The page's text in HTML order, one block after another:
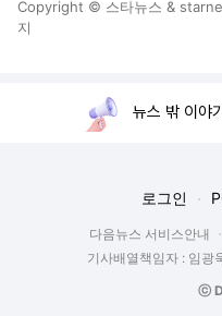
Copyright © 스타뉴스 &
지
뉴스 밖 이야
로그인
다음뉴스 서비스안내
기사배열책임자 : 임광
ⓒ